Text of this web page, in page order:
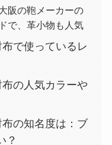
阪の鞄メーカーの
で、革小物も人気
で使っているレ
の人気カラーや
の知名度は：ブ
？